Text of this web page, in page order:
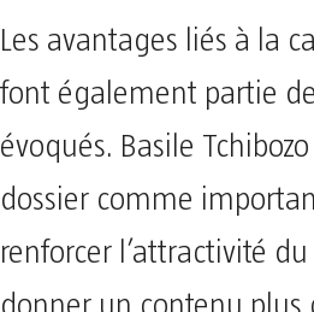
Les avantages liés à la
font également partie
évoqués. Basile
dossier comme
renforcer l’attractivité